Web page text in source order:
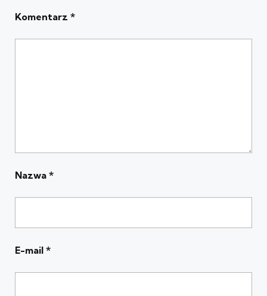
Komentarz *
Nazwa *
E-mail *